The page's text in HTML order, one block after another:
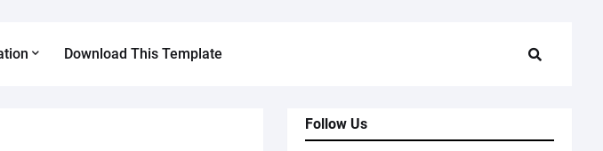
Download This Template
Follow Us